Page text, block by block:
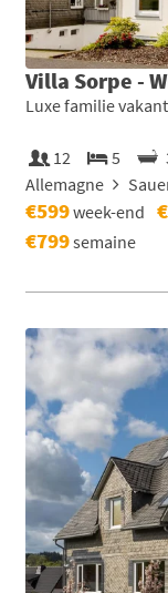
Villa Sorpe -
Luxe familie
12 5
Allemagne
€599week-end
€799semaine